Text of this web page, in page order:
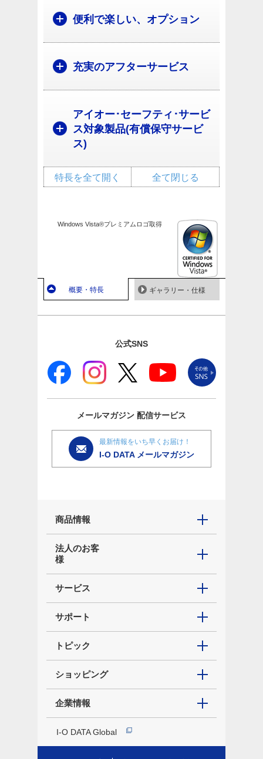
便利で楽しい、オプション
充実のアフターサービス
アイオー･セーフティ･サービ
ス対象製品(有償保守サービ
ス)
全て閉じる
特長を全て開く
Windows Vista®プレミアムロゴ取得
概要・特長 ギャラリー・仕様
公式SNS
メールマガジン 配信サービス
最新情報をいち早くお届け！
I-O DATA メールマガジン
商品情報
法人のお客
様
サービス
サポート
トピック
ショッピング
企業情報
I-O DATA Global